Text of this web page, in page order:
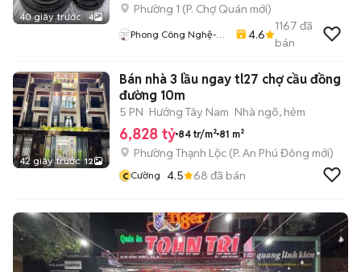
40 giây trước 4
Phường 1 (P. Chợ Quán mới)
Phong Công Nghệ-
4.6
1167 đã
bán
42 giây trước 12
Bán nhà 3 lầu ngay tl27 chợ cầu đồng
đường 10m
5 PN Hướng Tây Nam Nhà ngõ, hẻm
6,828 tỷ 84 tr/m² 81 m²
Phường Thạnh Lộc (P. An Phú Đông mới)
c Cường 4.5 68 đã bán